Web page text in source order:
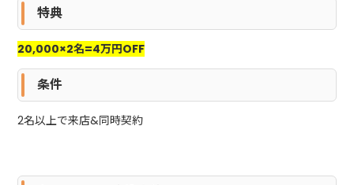
特典
20,000×2名=4万円OFF
条件
2名以上で来店&同時契約